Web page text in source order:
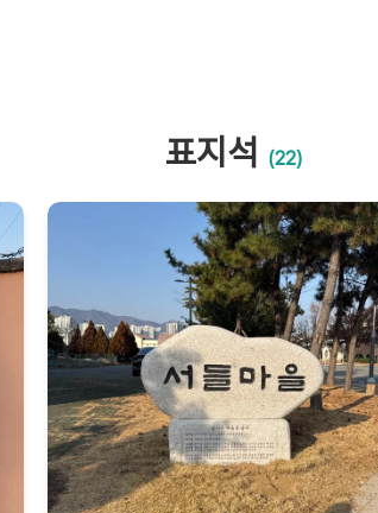
표지석 (22)